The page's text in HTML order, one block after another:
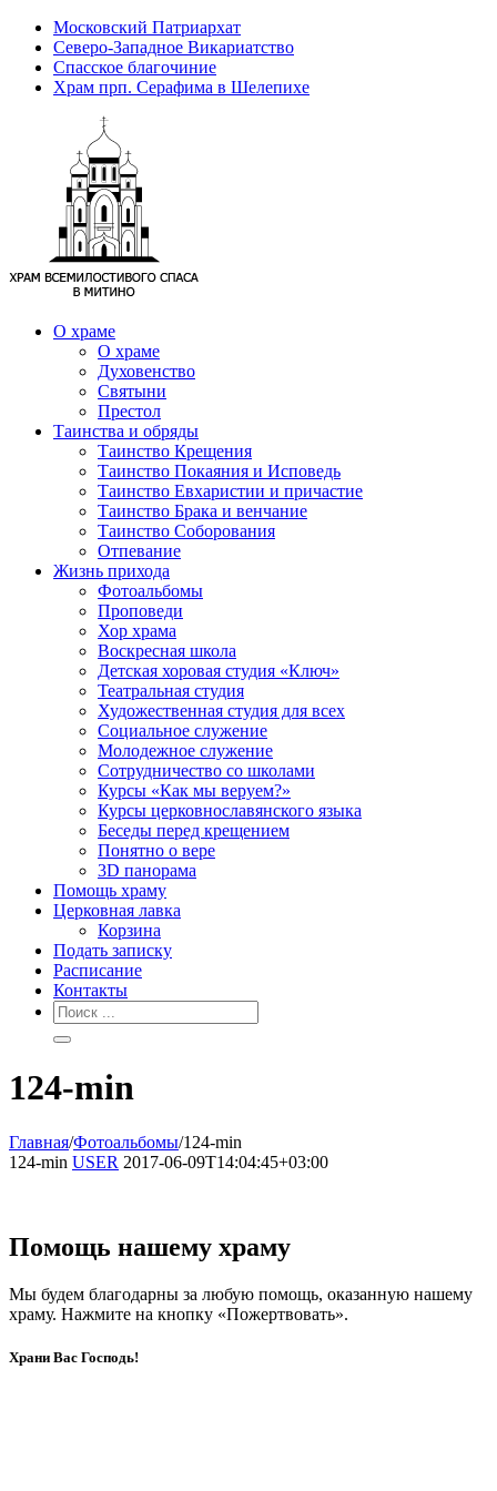
Московский Патриархат
Северо-Западное Викариатство
Спасское благочиние
Храм прп. Серафима в Шелепихе
О храме
О храме
Духовенство
Святыни
Престол
Таинства и обряды
Таинство Крещения
Таинство Покаяния и Исповедь
Таинство Евхаристии и причастие
Таинство Брака и венчание
Таинство Соборования
Отпевание
Жизнь прихода
Фотоальбомы
Проповеди
Хор храма
Воскресная школа
Детская хоровая студия «Ключ»
Театральная студия
Х​удожественная студия для всех
Социальное служение
Молодежное служение
Сотрудничество со школами
Курсы «Как мы веруем?»
Курсы церковнославянского языка
Беседы перед крещением
Понятно о вере
3D панорама
Помощь храму
Церковная лавка
Корзина
Подать записку
Расписание
Контакты
124-min
Главная/Фотоальбомы/124-min
124-min USER 2017-06-09T14:04:45+03:00
Помощь нашему храму
Мы будем благодарны за любую помощь, оказанную нашему
храму. Нажмите на кнопку «Пожертвовать».
Храни Вас Господь!